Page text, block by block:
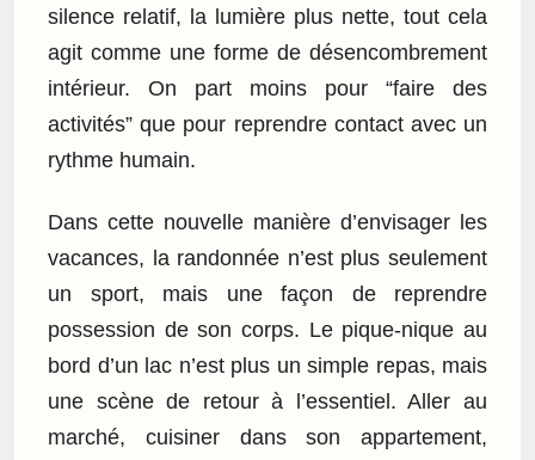
silence relatif, la lumière plus nette, tout cela
agit comme une forme de désencombrement
intérieur. On part moins pour “faire des
activités” que pour reprendre contact avec un
rythme humain.
Dans cette nouvelle manière d’envisager les
vacances, la randonnée n’est plus seulement
un sport, mais une façon de reprendre
possession de son corps. Le pique-nique au
bord d’un lac n’est plus un simple repas, mais
une scène de retour à l’essentiel. Aller au
marché, cuisiner dans son appartement,